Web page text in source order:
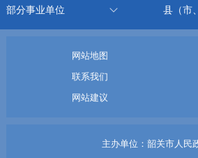
部分事业单位 县（市
网站地图
联系我们
网站建议
主办单位：韶关市人民